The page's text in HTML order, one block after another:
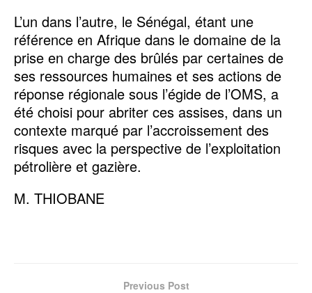
L’un dans l’autre, le Sénégal, étant une
référence en Afrique dans le domaine de la
prise en charge des brûlés par certaines de
ses ressources humaines et ses actions de
réponse régionale sous l’égide de l’OMS, a
été choisi pour abriter ces assises, dans un
contexte marqué par l’accroissement des
risques avec la perspective de l’exploitation
pétrolière et gazière.
M. THIOBANE
Previous Post